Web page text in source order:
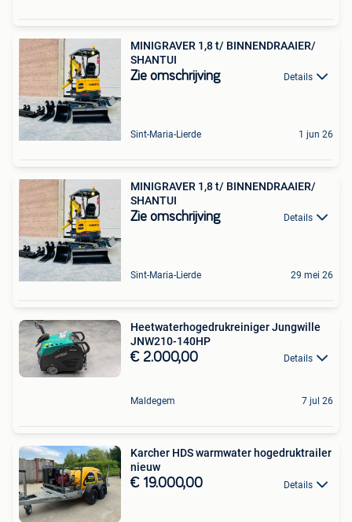
MINIGRAVER 1,8 t/ BINNENDRAAIER/
SHANTUI
Zie omschrijving Details
Sint-Maria-Lierde 1 jun 26
MINIGRAVER 1,8 t/ BINNENDRAAIER/
SHANTUI
Zie omschrijving Details
Sint-Maria-Lierde 29 mei 26
Heetwaterhogedrukreiniger Jungwille
JNW210-140HP
€ 2.000,00 Details
Maldegem 7 jul 26
Karcher HDS warmwater hogedruktrailer
nieuw
€ 19.000,00 Details